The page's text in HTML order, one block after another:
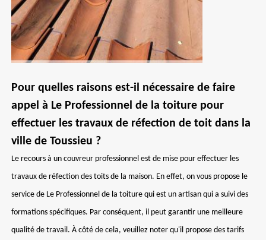
Pour quelles raisons est-il nécessaire de faire
appel à Le Professionnel de la toiture pour
effectuer les travaux de réfection de toit dans la
ville de Toussieu ?
Le recours à un couvreur professionnel est de mise pour effectuer les
travaux de réfection des toits de la maison. En effet, on vous propose le
service de Le Professionnel de la toiture qui est un artisan qui a suivi des
formations spécifiques. Par conséquent, il peut garantir une meilleure
qualité de travail. À côté de cela, veuillez noter qu'il propose des tarifs